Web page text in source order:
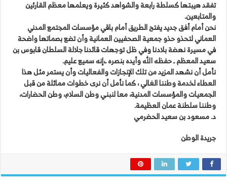
تفقد هيبتها كسلطة رابعة والشواهد كثيرة ويعلمها معظم القارئين
والمتابعين.
نحن أمام أفق جديد يفتح الطريق أمام باقي مؤسسات المجتمع المدني
العماني لتحذو حذو جمعية الصحفيين العمانية وأن تضع بصماتها واضحة
في مسيرة نهضة بلادنا وفي ظل توجهات قائدنا جلالة السلطان قابوس بن
سعيد المعظم ـ حفظه الله وأيده بنصره ـ،إنه سميع عليم.
نأمل أن نشهد المزيد من تلك الإنجازات والفعاليات وأن يستمر مثل هذا
العطاء لخدمة وطننا الغالي ، كما نأمل أن نرى خطوات مماثلة من قبل
الجمعيات والمؤسسات المدنية، معا لنبني وطن السلام، وطن الحضارات،
وطننا سلطنة عمان العظيمة.
د. مسعود بن سعيد الحضرمي
جريدة الوطن